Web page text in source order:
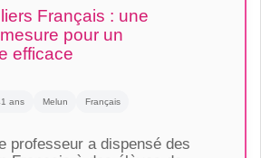
Français : une
pour un
efficace
ans Melun Français
professeur a dispensé des